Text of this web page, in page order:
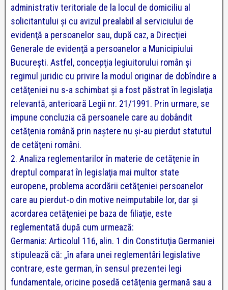
administrativ teritoriale de la locul de domiciliu al
solicitantului şi cu avizul prealabil al serviciului de
evidenţă a persoanelor sau, după caz, a Direcţiei
Generale de evidenţă a persoanelor a Municipiului
Bucureşti. Astfel, concepţia legiuitorului român şi
regimul juridic cu privire la modul originar de dobîndire a
cetăţeniei nu s-a schimbat şi a fost păstrat în legislaţia
relevantă, anterioară Legii nr. 21/1991. Prin urmare, se
impune concluzia că persoanele care au dobândit
cetăţenia română prin naştere nu şi-au pierdut statutul
de cetăţeni români.
2. Analiza reglementarilor în materie de cetăţenie în
dreptul comparatîn legislaţia mai multor state
europene, problema acordării cetăţeniei persoanelor
care au pierdut-o din motive neimputabile lor, dar şi
acordarea cetăţeniei pe baza de filiaţie, este
reglementată după cum urmează:
Germania: Articolul 116, alin. 1 din Constituţia Germaniei
stipulează că: „în afara unei reglementâri legislative
contrare, este german, în sensul prezentei legi
fundamentale, oricine posedă cetăţenia germană sau a